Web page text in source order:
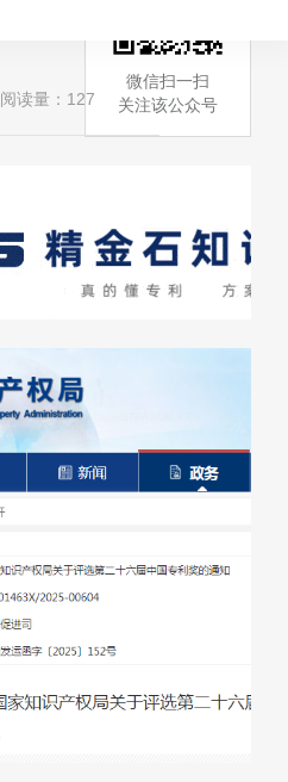
阅读量：127
微信扫一扫
关注该公众号